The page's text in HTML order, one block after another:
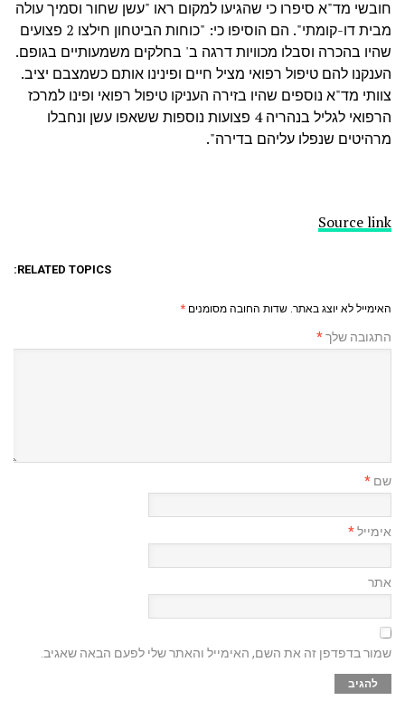
חובשי מד"א סיפרו כי שהגיעו למקום ראו "עשן שחור וסמיך עולה
מבית דו-קומתי". הם הוסיפו כי: "כוחות הביטחון חילצו 2 פצועים
שהיו בהכרה וסבלו מכוויות דרגה ב' בחלקים משמעותיים בגופם.
הענקנו להם טיפול רפואי מציל חיים ופינינו אותם כשמצבם יציב.
צוותי מד"א נוספים שהיו בזירה העניקו טיפול רפואי ופינו למרכז
הרפואי לגליל בנהריה 4 פצועות נוספות ששאפו עשן ונחבלו
מרהיטים שנפלו עליהם בדירה".
Source link
RELATED TOPICS:
האימייל לא יוצג באתר. שדות החובה מסומנים *
התגובה שלך*
שם *
אימייל*
אתר
שמור בדפדפן זה את השם, האימייל והאתר שלי לפעם הבאה שאגיב.